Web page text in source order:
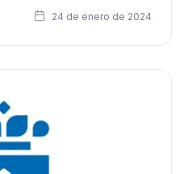
24 de enero de 2024